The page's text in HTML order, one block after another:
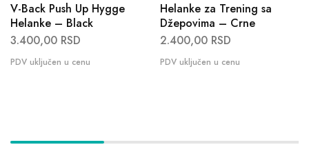
V-Back Push Up Hygge
Helanke – Black
3.400,00 RSD
Helanke za Trening sa
Džepovima – Crne
2.400,00 RSD